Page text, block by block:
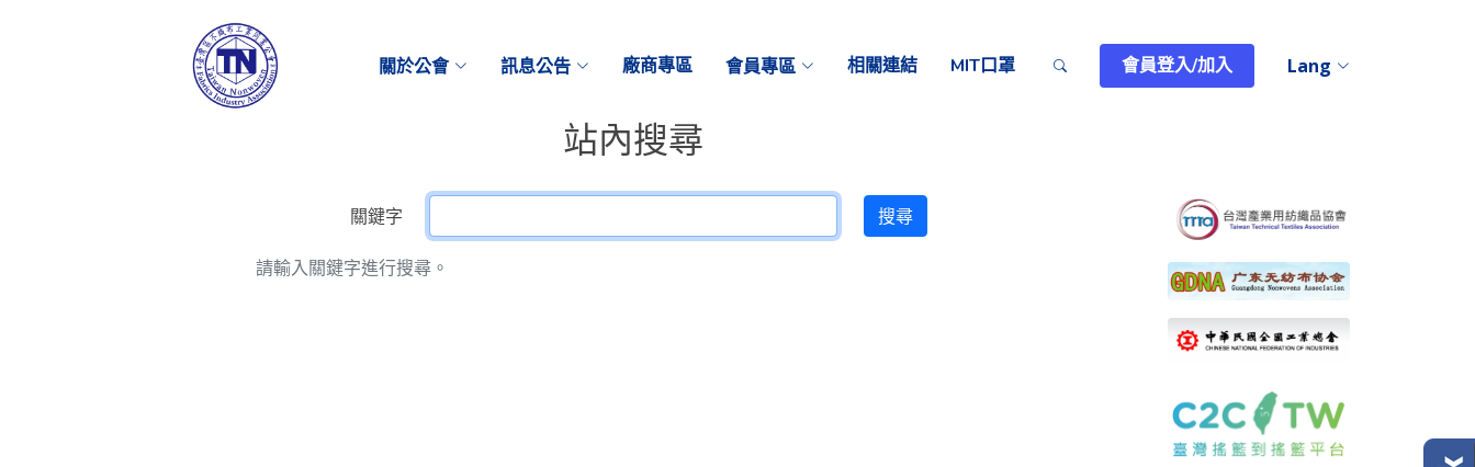
關於公會 訊息公告 廠商專區 會員專區 相關連結 MIT口罩 會員登入/加入 Lang
站內搜尋
關鍵字
請輸入關鍵字進行搜尋。